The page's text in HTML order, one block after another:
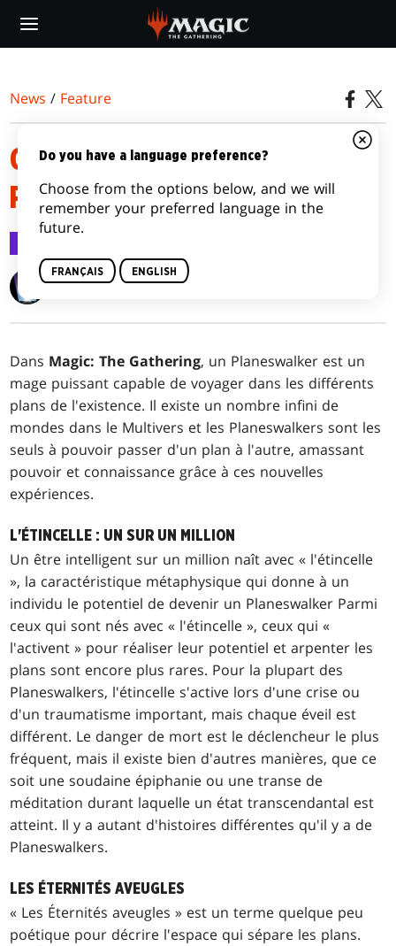
main
News / Feature
QU'EST-CE QU'UN
PLANESWALKER ?
Wizards of the Coast
Dans Magic: The Gathering, un Planeswalker est un
mage puissant capable de voyager dans les différents
plans de l'existence. Il existe un nombre infini de
mondes dans le Multivers et les Planeswalkers sont les
seuls à pouvoir passer d'un plan à l'autre, amassant
pouvoir et connaissance grâce à ces nouvelles
expériences.
L'ÉTINCELLE : UN SUR UN MILLION
Un être intelligent sur un million naît avec « l'étincelle
», la caractéristique métaphysique qui donne à un
individu le potentiel de devenir un Planeswalker Parmi
ceux qui sont nés avec « l'étincelle », ceux qui «
l'activent » pour réaliser leur potentiel et arpenter les
plans sont encore plus rares. Pour la plupart des
Planeswalkers, l'étincelle s'active lors d'une crise ou
d'un traumatisme important, mais chaque éveil est
différent. Le danger de mort est le déclencheur le plus
fréquent, mais il existe bien d'autres manières, que ce
soit une soudaine épiphanie ou une transe de
méditation durant laquelle un état transcendantal est
atteint. Il y a autant d'histoires différentes qu'il y a de
Planeswalkers.
LES ÉTERNITÉS AVEUGLES
« Les Éternités aveugles » est un terme quelque peu
poétique pour décrire l'espace qui sépare les plans.
Do you have a language preference?
Choose from the options below, and we will
remember your preferred language in the
future.
FRANÇAIS ENGLISH